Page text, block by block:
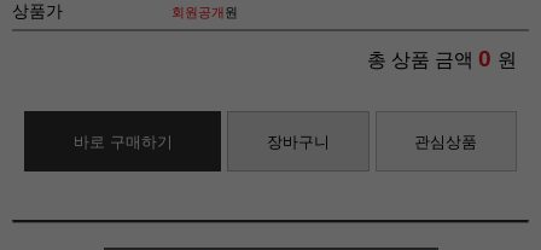
상품가 회원공개원
총 상품 금액 0 원
바로 구매하기 장바구니 관심상품